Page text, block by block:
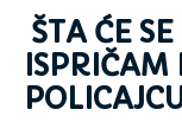
ŠTA ĆE
ISPRIČAM